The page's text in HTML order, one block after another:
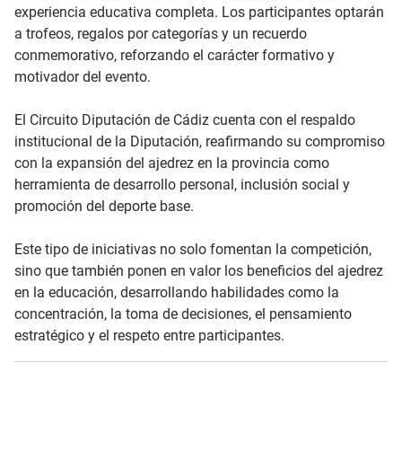
experiencia educativa completa. Los participantes optarán
a trofeos, regalos por categorías y un recuerdo
conmemorativo, reforzando el carácter formativo y
motivador del evento.
El Circuito Diputación de Cádiz cuenta con el respaldo
institucional de la Diputación, reafirmando su compromiso
con la expansión del ajedrez en la provincia como
herramienta de desarrollo personal, inclusión social y
promoción del deporte base.
Este tipo de iniciativas no solo fomentan la competición,
sino que también ponen en valor los beneficios del ajedrez
en la educación, desarrollando habilidades como la
concentración, la toma de decisiones, el pensamiento
estratégico y el respeto entre participantes.